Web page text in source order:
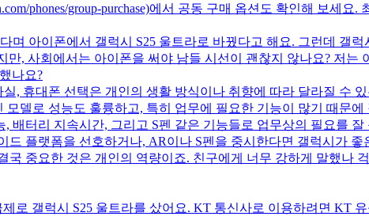
phones/group-purchase)에서 공동 구매 옵션도 확인해 보세
아이폰에서 갤럭시 S25 울트라로 바꿨다고 해요. 그런데 갤
, 사회에서는 아이폰을 써야 남들 시선이 괜찮지 않나요? 저는
나요?
, 휴대폰 선택은 개인의 생활 방식이나 취향에 따라 달라질 수
델로 성능도 훌륭하고, 특히 업무에 필요한 기능이 많기 때문
배터리 지속시간, 그리고 S펜 같은 기능들로 업무상의 필요를
플랫폼을 선호하거나, AR이나 S펜을 중시한다면 갤럭시가
중요한 것은 개인의 역량이죠. 친구에게 너무 강하게 말했나
로 갤럭시 S25 울트라를 샀어요. KT 통신사로 이용하려면 KT